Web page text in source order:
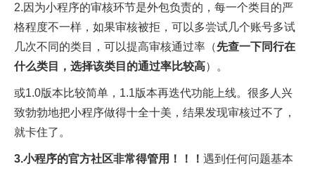
2.因为小程序的审核环节是外包负责的，每一个类目的严
格程度不一样，如果审核被拒，可以多尝试几个账号多试
几次不同的类目，可以提高审核通过率（先查一下同行在
什么类目，选择该类目的通过率比较高）。
或1.0版本比较简单，1.1版本再迭代功能上线。很多人兴
致勃勃地把小程序做得十全十美，结果发现审核过不了，
就卡住了。
3.小程序的官方社区非常得管用！！！ 遇到任何问题基本